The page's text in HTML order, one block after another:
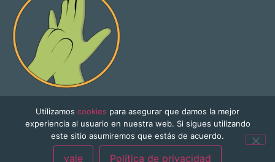
Utilizamos cookies para asegurar que damos la mejor
experiencia al usuario en nuestra web. Si sigues utilizando
este sitio asumiremos que estás de acuerdo.
vale Política de privacidad